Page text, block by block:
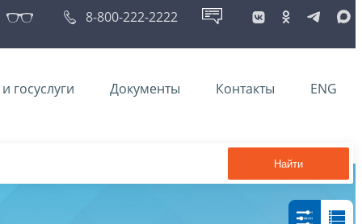
8-800-222-2222
госуслуги Документы Контакты ENG
Найти